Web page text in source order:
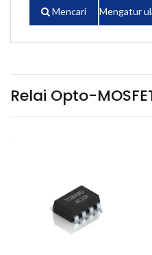
Mencari Mengatur
Relai Opto-